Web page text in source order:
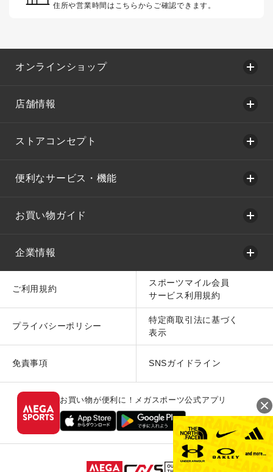
住所や営業時間はこちらからご確認できます。
オンラインショップ
店舗情報
ストアコンセプト
便利なサービス・機能
お買い物ガイド
企業情報
ご利用規約
スポーツマイル会員
サービス利用規約
プライバシーポリシー
特定商取引法に基づく
表示
免責事項 SNSガイドライン
お買い物が便利に！メガスポーツ公式アプリ